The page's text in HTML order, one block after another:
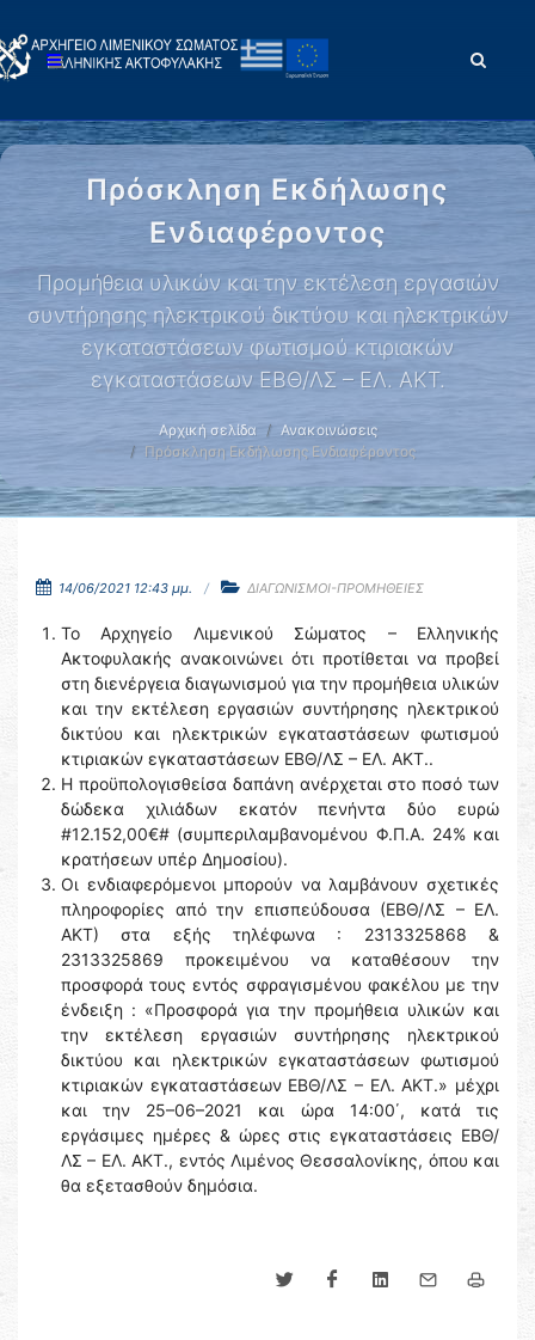
Πρόσκληση Εκδήλωσης
Ενδιαφέροντος
Προμήθεια υλικών και την εκτέλεση εργασιών
συντήρησης ηλεκτρικού δικτύου και ηλεκτρικών
εγκαταστάσεων φωτισμού κτιριακών
εγκαταστάσεων ΕΒΘ/ΛΣ – ΕΛ. ΑΚΤ.
Αρχική σελίδα
Ανακοινώσεις
Πρόσκληση Εκδήλωσης Ενδιαφέροντος
14/06/2021 12:43 μμ. ΔΙΑΓΩΝΙΣΜΟΙ-ΠΡΟΜΗΘΕΙΕΣ
Το Αρχηγείο Λιμενικού Σώματος – Ελληνικής
Ακτοφυλακής ανακοινώνει ότι προτίθεται να προβεί
στη διενέργεια διαγωνισμού για την προμήθεια υλικών
και την εκτέλεση εργασιών συντήρησης ηλεκτρικού
δικτύου και ηλεκτρικών εγκαταστάσεων φωτισμού
κτιριακών εγκαταστάσεων ΕΒΘ/ΛΣ – ΕΛ. ΑΚΤ..
Η προϋπολογισθείσα δαπάνη ανέρχεται στο ποσό των
δώδεκα χιλιάδων εκατόν πενήντα δύο ευρώ
#12.152,00€# (συμπεριλαμβανομένου Φ.Π.Α. 24% και
κρατήσεων υπέρ Δημοσίου).
Οι ενδιαφερόμενοι μπορούν να λαμβάνουν σχετικές
πληροφορίες από την επισπεύδουσα (ΕΒΘ/ΛΣ – ΕΛ.
ΑΚΤ) στα εξής τηλέφωνα : 2313325868 &
2313325869 προκειμένου να καταθέσουν την
προσφορά τους εντός σφραγισμένου φακέλου με την
ένδειξη : «Προσφορά για την προμήθεια υλικών και
την εκτέλεση εργασιών συντήρησης ηλεκτρικού
δικτύου και ηλεκτρικών εγκαταστάσεων φωτισμού
κτιριακών εγκαταστάσεων ΕΒΘ/ΛΣ – ΕΛ. ΑΚΤ.» μέχρι
και την 25–06–2021 και ώρα 14:00΄, κατά τις
εργάσιμες ημέρες & ώρες στις εγκαταστάσεις ΕΒΘ/
ΛΣ – ΕΛ. ΑΚΤ., εντός Λιμένος Θεσσαλονίκης, όπου και
θα εξετασθούν δημόσια.